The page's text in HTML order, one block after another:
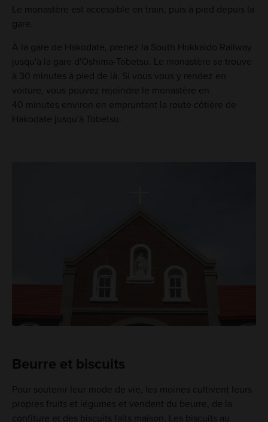
Le monastère est accessible en train, puis à pied depuis la
gare.
À la gare de Hakodate, prenez la South Hokkaido Railway
jusqu'à la gare d'Oshima-Tobetsu. Le monastère se trouve
à 30 minutes à pied de là. Si vous vous y rendez en
voiture, vous pouvez rejoindre le monastère en
40 minutes environ en empruntant la route côtière de
Hakodate jusqu'à Tobetsu.
Beurre et biscuits
Pour soutenir leur mode de vie, les moines cultivent leurs
propres fruits et légumes et vendent du beurre, de la
confiture et des biscuits faits maison. Les biscuits au